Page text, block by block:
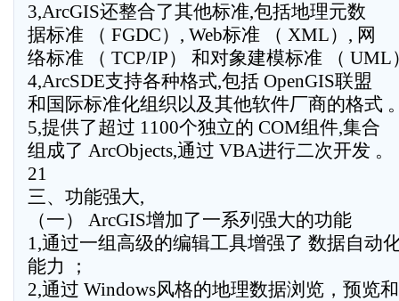
3,ArcGIS还整合了其他标准,包括地理元数
据标准 （ FGDC）, Web标准 （ XML）, 网
络标准 （ TCP/IP） 和对象建模标准 （ UML
4,ArcSDE支持各种格式,包括 OpenGIS联盟
和国际标准化组织以及其他软件厂商的格式
5,提供了超过 1100个独立的 COM组件,集合
组成了 ArcObjects,通过 VBA进行二次开发 。
21
三、功能强大,
（一） ArcGIS增加了一系列强大的功能
1,通过一组高级的编辑工具增强了 数据自动
能力 ；
2,通过 Windows风格的地理数据浏览，预览